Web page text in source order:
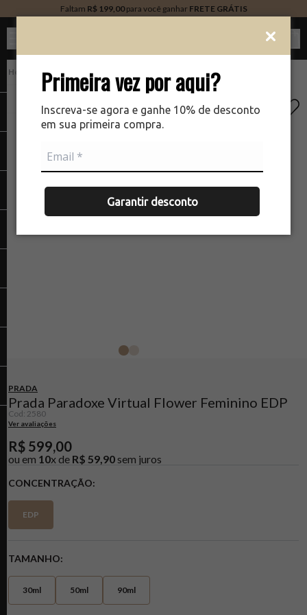
Primeira vez por aqui?
Inscreva-se agora e ganhe 10% de desconto
em sua primeira compra.
Garantir desconto
Faltam R$ 199,00para você ganhar FRETE GRÁTIS
PERFUMARIA
PRADA
Prada Paradoxe Virtual Flower Feminino EDP
Cod: 2580
Ver avaliações
R$ 599,00
ou em 10x de R$ 59,90 sem juros
CONCENTRAÇÃO
EDP
TAMANHO
30ml 50ml 90ml